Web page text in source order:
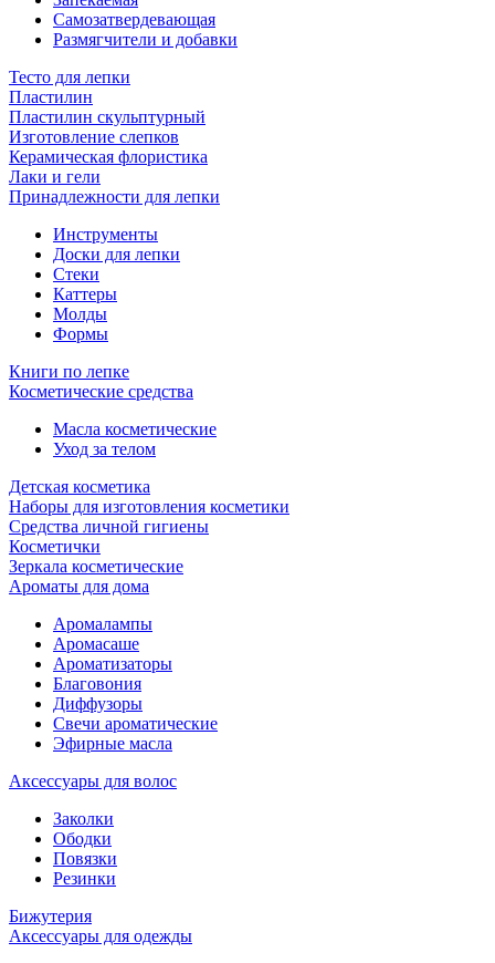
Самозатвердевающая
Размягчители и добавки
Тесто для лепки
Пластилин
Пластилин скульптурный
Изготовление слепков
Керамическая флористика
Лаки и гели
Принадлежности для лепки
Инструменты
Доски для лепки
Стеки
Каттеры
Молды
Формы
Книги по лепке
Косметические средства
Масла косметические
Уход за телом
Детская косметика
Наборы для изготовления косметики
Средства личной гигиены
Косметички
Зеркала косметические
Ароматы для дома
Аромалампы
Аромасаше
Ароматизаторы
Благовония
Диффузоры
Свечи ароматические
Эфирные масла
Аксессуары для волос
Заколки
Ободки
Повязки
Резинки
Бижутерия
Аксессуары для одежды